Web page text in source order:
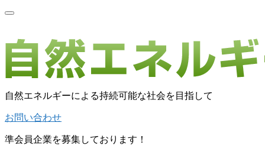
自然エネルギーによる持続可能な社会を目指して
お問い合わせ
準会員企業を募集しております！